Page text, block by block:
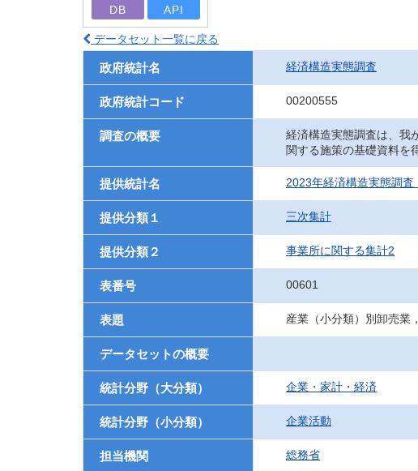
DB API
データセット一覧に戻る
政府統計名 経済構造実態調査
政府統計コード 00200555
調査の概要
経済構造実態調査は、我
関する施策の基礎資料を
提供統計名 2023年経済構造実態調査
提供分類１ 三次集計
提供分類２ 事業所に関する集計2
表番号 00601
表題 産業（小分類）別卸売業
データセットの概要
統計分野（大分類） 企業・家計・経済
統計分野（小分類） 企業活動
担当機関 総務省